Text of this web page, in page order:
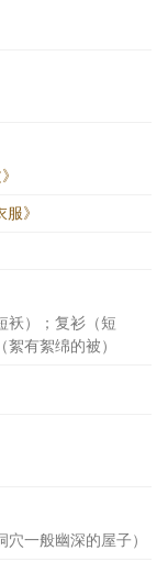
》
袄）；复衫（短
有絮绵的被）
一般幽深的屋子）